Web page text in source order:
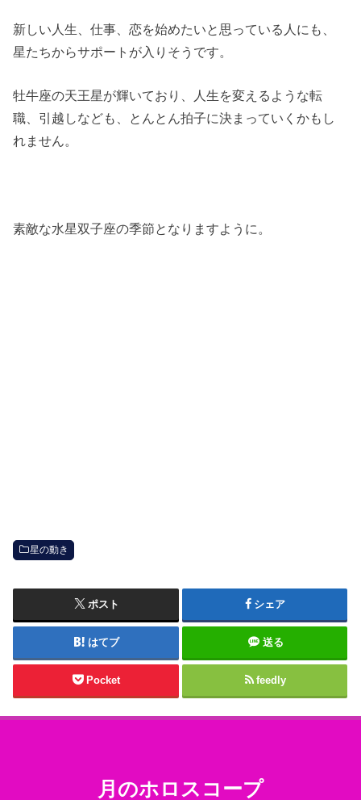
新しい人生、仕事、恋を始めたいと思っている人にも、
星たちからサポートが入りそうです。
牡牛座の天王星が輝いており、人生を変えるような転
職、引越しなども、とんとん拍子に決まっていくかもし
れません。
素敵な水星双子座の季節となりますように。
星の動き
ポスト シェア
はてブ 送る
Pocket feedly
月のホロスコープ